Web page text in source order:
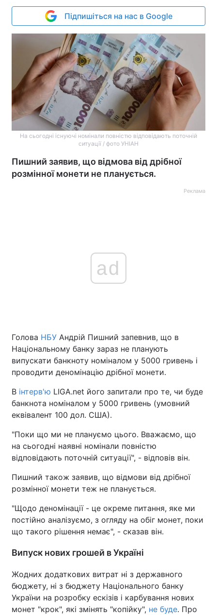
Підпишіться на нас в Google
На сьогодні існуючі номінали повністю відповідають поточній
ситуації / фото УНІАН
Пишний заявив, що відмова від дрібної
розмінної монети не планується.
Реклама
ad
Голова НБУ Андрій Пишний запевнив, що в
Національному банку зараз не планують
випускати банкноту номіналом у 5000 гривень і
проводити деномінацію дрібної монети.
В інтерв'ю LIGA.net його запитали про те, чи буде
банкнота номіналом у 5000 гривень (умовний
еквівалент 100 дол. США).
"Поки що ми не плануємо цього. Вважаємо, що
на сьогодні наявні номінали повністю
відповідають поточній ситуації", - відповів він.
Пишний також заявив, що відмови від дрібної
розмінної монети теж не планується.
"Щодо деномінації - це окреме питання, яке ми
постійно аналізуємо, з огляду на обіг монет, поки
що такого рішення немає", - сказав він.
Випуск нових грошей в Україні
Жодних додаткових витрат ні з державного
бюджету, ні з бюджету Національного банку
України на розробку ескізів і карбування нових
монет "крок", які змінять "копійку", не буде. Про